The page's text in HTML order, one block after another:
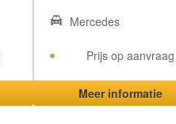
Mercedes
Prijs op aanvraag
Meer informatie